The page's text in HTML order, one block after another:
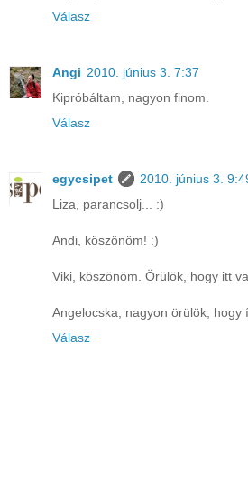
Válasz
Angi 2010. június 3. 7:37
Kipróbáltam, nagyon finom.
Válasz
egycsipet
2010. június 3.
Liza, parancsolj... :)
Andi, köszönöm! :)
Viki, köszönöm. Örülök, hogy itt
Angelocska, nagyon örülök, hogy
Válasz